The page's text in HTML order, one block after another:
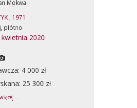
Mokwa
, 1971
płótno
2020
4 000 zł
25 300 zł
...